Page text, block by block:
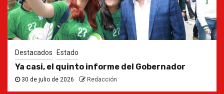
Destacados Estado
Ya casi, el quinto informe del Gobernador
30 de julio de 2026 Redacción